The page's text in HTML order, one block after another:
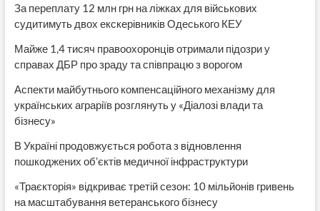
За переплату 12 млн грн на ліжках для військових
судитимуть двох екскерівників Одеського КЕУ
Майже 1,4 тисяч правоохоронців отримали підозри у
справах ДБР про зраду та співпрацю з ворогом
Аспекти майбутнього компенсаційного механізму для
українських аграріїв розглянуть у «Діалозі влади та
бізнесу»
В Україні продовжується робота з відновлення
пошкоджених об’єктів медичної інфраструктури
«Траєкторія» відкриває третій сезон: 10 мільйонів гривень
на масштабування ветеранського бізнесу